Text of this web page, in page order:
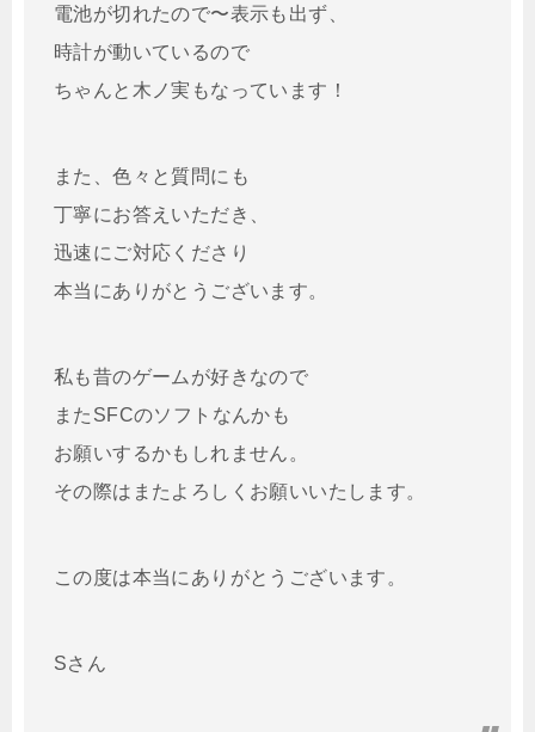
電池が切れたので〜表示も出ず、
時計が動いているので
ちゃんと木ノ実もなっています！
また、色々と質問にも
丁寧にお答えいただき、
迅速にご対応くださり
本当にありがとうございます。
私も昔のゲームが好きなので
またSFCのソフトなんかも
お願いするかもしれません。
その際はまたよろしくお願いいたします。
この度は本当にありがとうございます。
Sさん